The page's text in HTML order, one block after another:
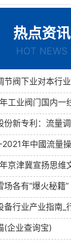
热点资讯
HOT NEWS
节阀下业对本行
业阀门国内一线品牌
利：流量调理阀的未来已来过
年中國流量操控閥市場远景及
津冀宣扬思维文明作业联
场各有“爆火秘籍”
行业产业指南_行业指南
(企业查询宝)